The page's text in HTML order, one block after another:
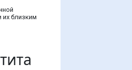
их близким